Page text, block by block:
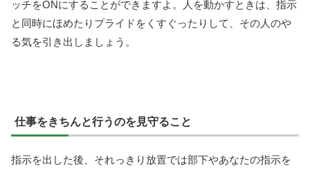
ッチをONにすることができますよ。人を動かすときは、指示
と同時にほめたりプライドをくすぐったりして、その人のや
る気を引き出しましょう。
仕事をきちんと行うのを見守ること
指示を出した後、それっきり放置では部下やあなたの指示を